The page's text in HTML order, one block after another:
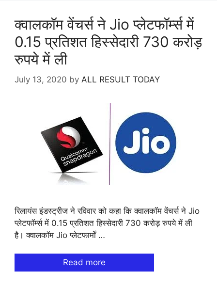
क्वालकॉम वेंचर्स ने Jio प्लेटफॉर्म्स में
0.15 प्रतिशत हिस्सेदारी 730 करोड़
रुपये में ली
July 13, 2020 by ALL RESULT TODAY
रिलायंस इंडस्ट्रीज ने रविवार को कहा कि क्वालकॉम वेंचर्स ने Jio
प्लेटफॉर्म्स में 0.15 प्रतिशत हिस्सेदारी 730 करोड़ रुपये में ली
है। क्वालकॉम Jio प्लेटफार्मों …
Read more